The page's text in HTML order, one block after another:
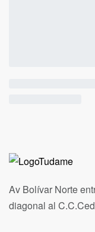
Av Bolívar Norte
diagonal al